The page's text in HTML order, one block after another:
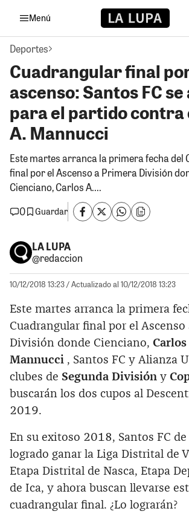
Menú
Deportes
Cuadrangular final
ascenso: Santos FC
para el partido contra
A. Mannucci
Este martes arranca la primera fecha del
final por el Ascenso a Primera División
Cienciano, Carlos A....
0
Guardar
LA LUPA
@redaccion
10/12/2018 13:23/ Actualizado al 10/12/2018 13:23
Este martes arranca la primera
Cuadrangular final por el Ascenso
División donde Cienciano, Carlos
Mannucci , Santos FC y Alianza
clubes de Segunda División y
buscarán los dos cupos al
2019.
En su exitoso 2018, Santos FC de
logrado ganar la Liga Distrital de
Etapa Distrital de Nasca, Etapa
de Ica, y ahora buscan llevarse
cuadrangular final. ¿Lo lograrán?